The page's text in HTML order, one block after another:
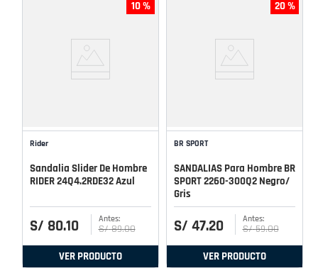
10 %
Rider
Sandalia Slider De Hombre
RIDER 24Q4.2RDE32 Azul
S/ 80.10 S/ 89.00
VER PRODUCTO
20 %
BR SPORT
SANDALIAS Para Hombre BR
SPORT 2260-300Q2 Negro/
Gris
S/ 47.20 S/ 59.00
VER PRODUCTO